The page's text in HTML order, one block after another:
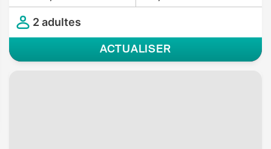
2 adultes
ACTUALISER